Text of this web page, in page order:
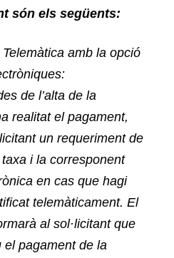
són els següents:
amb la opció
de l’alta de la
realitat el pagament,
un requeriment de
i la corresponent
en cas que hagi
telemàticament. El
al sol·licitant que
el pagament de la